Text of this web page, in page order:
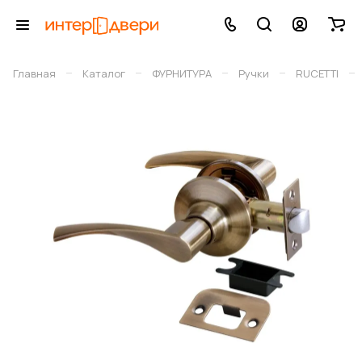
Главная – Каталог – ФУРНИТУРА – Ручки – RUCETTI –